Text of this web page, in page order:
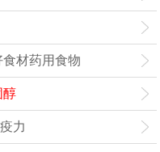
材药用食物
醇
力